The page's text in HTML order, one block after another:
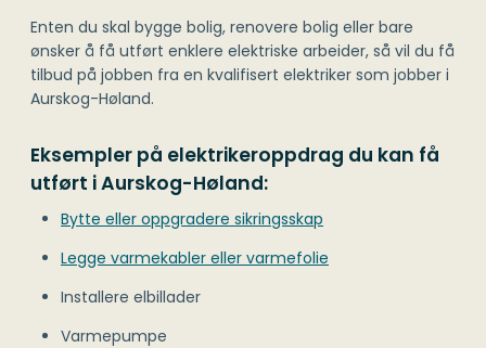
Enten du skal bygge bolig, renovere bolig eller bare
ønsker å få utført enklere elektriske arbeider, så vil du få
tilbud på jobben fra en kvalifisert elektriker som jobber i
Aurskog-Høland.
Eksempler på elektrikeroppdrag du kan få
utført i Aurskog-Høland:
Bytte eller oppgradere sikringsskap
Legge varmekabler eller varmefolie
Installere elbillader
Varmepumpe